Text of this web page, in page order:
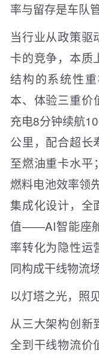
率与留存是车队
当行业从政策驱
卡的竞争，本质
结构的系统性
本、体验三重
充电8分钟续航
公里，配合超长
至燃油重卡水
燃料电池效率领
集成化设计，全
值——AI智能座
率转化为隐性运
同构成干线物流
以灯塔之光，照
从三大架构创新
全到干线物流价